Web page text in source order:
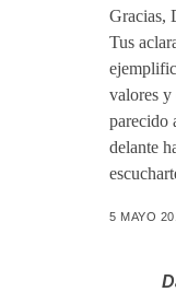
Gracias,
Tus
valores
parecido
delante
5 MAYO